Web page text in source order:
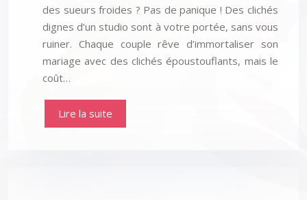
des sueurs froides ? Pas de panique ! Des clichés
dignes d’un studio sont à votre portée, sans vous
ruiner. Chaque couple rêve d’immortaliser son
mariage avec des clichés époustouflants, mais le
coût…
Lire la suite